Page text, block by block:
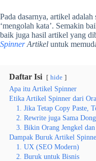
Pada dasarnya, artikel
‘mengolah kata’. Semakin
baik juga hasil artikel yang
SpinnerArtikel untuk
Daftar Isi hide
Apa itu Artikel Spinner
Etika Artikel Spinner dari
1. Jika Tetap Copy Paste,
2. Rewrite juga Sama
3. Bikin Orang Jengkel
Dampak Buruk Artikel
1. UX (SEO Modern)
2. Buruk untuk Bisnis